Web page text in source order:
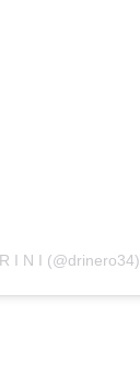
I N I (@drinero34)